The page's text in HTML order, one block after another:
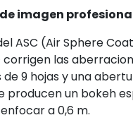
imagen
ASC (Air Sphere
corrigen las
de 9 hojas y una
producen un bokeh
a 0,6 m.